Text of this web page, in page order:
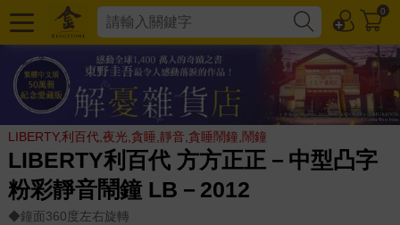
0
LIBERTY,利百代,夜光,貪睡,靜音,貪睡鬧鐘,鬧鐘
LIBERTY利百代 方方正正－中型凸字
粉彩靜音鬧鐘 LB－2012
◆鐘面360度左右旋轉